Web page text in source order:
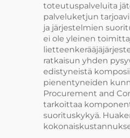
toteutuspalveluita
palveluketjun
ja järjestelmien
ei ole yleinen
ratkaisun yhden
edistyneistä
pienentyneiden
Procurement and
tarkoittaa
suorituskykyä.